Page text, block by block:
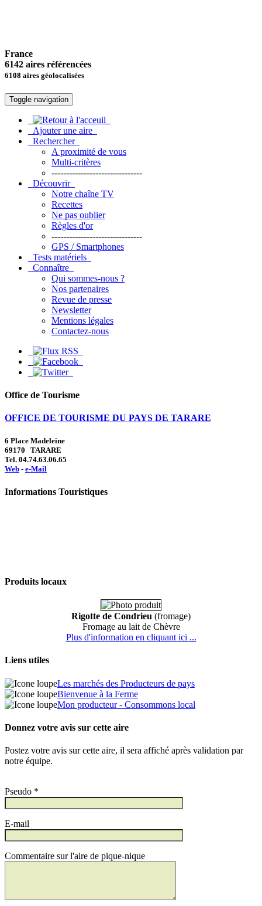
France
6142 aires référencées
6108 aires géolocalisées
Toggle navigation
Ajouter une aire
Rechercher
A proximité de vous
Multi-critères
-------------------------------
Découvrir
Notre chaîne TV
Recettes
Ne pas oublier
Règles d'or
-------------------------------
GPS / Smartphones
Tests matériels
Connaître
Qui sommes-nous ?
Nos partenaires
Revue de presse
Newsletter
Mentions légales
Contactez-nous
Office de Tourisme
OFFICE DE TOURISME DU PAYS DE TARARE
6 Place Madeleine
69170 TARARE
Tel. 04.74.63.06.65
Web - e-Mail
Informations Touristiques
Produits locaux
Rigotte de Condrieu (fromage)
Fromage au lait de Chèvre
Plus d'information en cliquant ici ...
Liens utiles
Les marchés des Producteurs de pays
Bienvenue à la Ferme
Mon producteur - Consommons local
Donnez votre avis sur cette aire
Postez votre avis sur cette aire, il sera affiché après validation par
notre équipe.
Pseudo *
E-mail
Commentaire sur l'aire de pique-nique